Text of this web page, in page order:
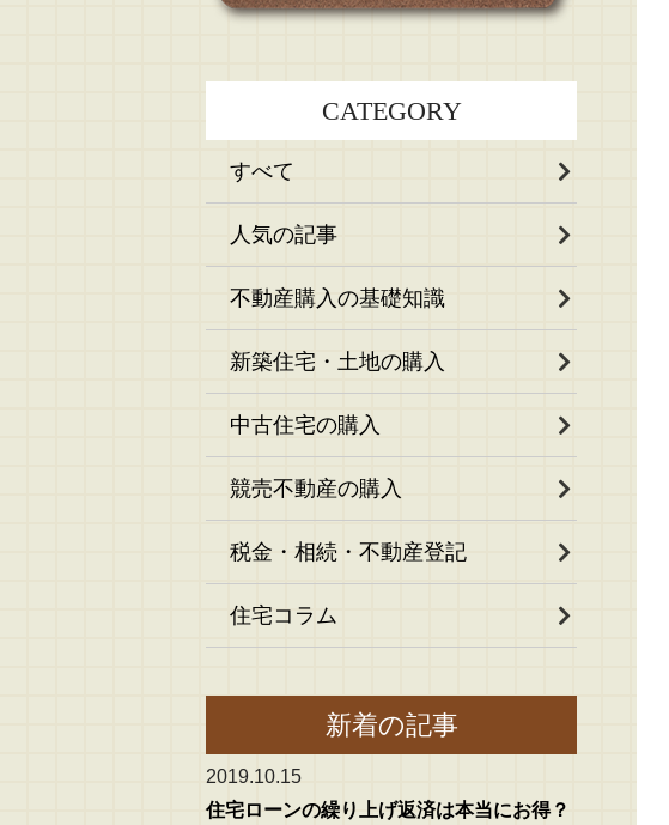
CATEGORY
すべて
人気の記事
不動産購入の基礎知識
新築住宅・土地の購入
中古住宅の購入
競売不動産の購入
税金・相続・不動産登記
住宅コラム
新着の記事
2019.10.15
住宅ローンの繰り上げ返済は本当にお得？